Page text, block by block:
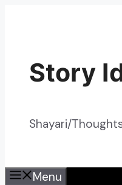
Story
Shayari/
Menu